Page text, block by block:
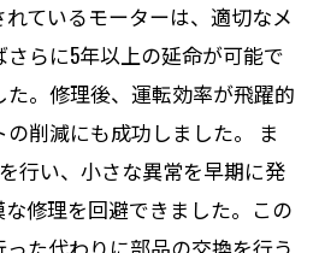
ているモーターは、適切なメ
らに5年以上の延命が可能で
。修理後、運転効率が飛躍的
削減にも成功しました。 ま
行い、小さな異常を早期に発
修理を回避できました。この